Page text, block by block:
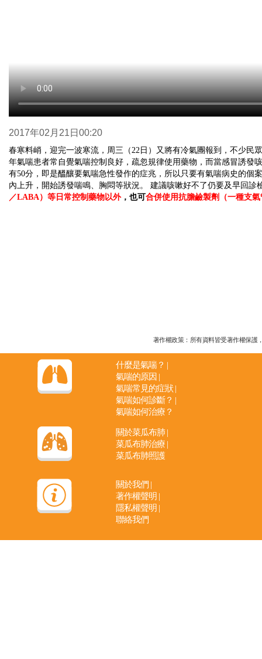
2017年02月21日00:20
春寒料峭，迎完一波寒流，周三（22日）又將有冷氣團報到，不少
年氣喘患者常自覺氣喘控制良好，疏忽規律使用藥物，而當感冒誘發
有50分，即是醞釀要氣喘急性發作的症兆，所以只要有氣喘病史的
內上升，開始誘發喘鳴、胸悶等狀況。 建議咳嗽好不了仍要及早回診
／LABA）等日常控制藥物以外，也可合併使用抗膽鹼製劑（一種支
著作權政策：所有資料皆受著作權保護
什麼是氣喘？ |
氣喘的原因 |
氣喘常見的症狀|
氣喘如何診斷？ |
氣喘如何治療？
關於菜瓜布肺|
菜瓜布肺治療 |
菜瓜布肺照護
關於我們 |
著作權聲明 |
隱私權聲明 |
聯絡我們